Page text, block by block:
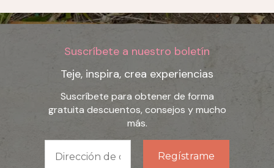
hasta
17,00€
Suscríbete a nuestro boletín
Teje, inspira, crea experiencias
Suscríbete para obtener de forma
gratuita descuentos, consejos y mucho
más.